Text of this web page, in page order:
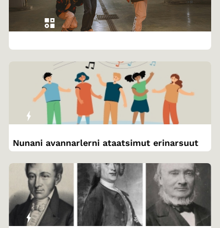
Nunani avannarlerni ataatsimut erinarsuut